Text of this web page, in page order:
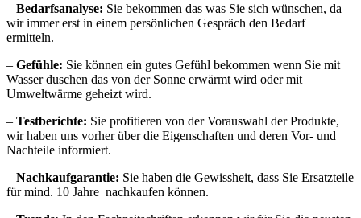
– Bedarfsanalyse: Sie bekommen das was Sie sich wünschen, da
wir immer erst in einem persönlichen Gespräch den Bedarf
ermitteln.
– Gefühle: Sie können ein gutes Gefühl bekommen wenn Sie mit
Wasser duschen das von der Sonne erwärmt wird oder mit
Umweltwärme geheizt wird.
– Testberichte: Sie profitieren von der Vorauswahl der Produkte,
wir haben uns vorher über die Eigenschaften und deren Vor- und
Nachteile informiert.
– Nachkaufgarantie: Sie haben die Gewissheit, dass Sie Ersatzteile
für mind. 10 Jahre nachkaufen können.